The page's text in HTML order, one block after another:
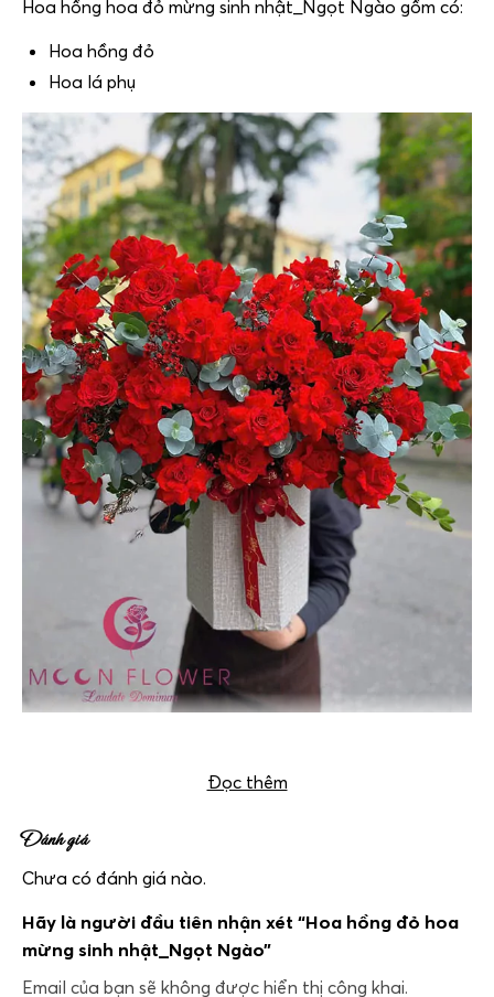
Hoa hồng hoa đỏ mừng sinh nhật_Ngọt Ngào gồm có:
Hoa hồng đỏ
Hoa lá phụ
Đọc thêm
Đánh giá
Chưa có đánh giá nào.
Hãy là người đầu tiên nhận xét “Hoa hồng đỏ hoa
mừng sinh nhật_Ngọt Ngào”
Email của bạn sẽ không được hiển thị công khai.